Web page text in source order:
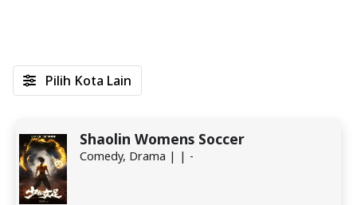
Shaolin Womens Soccer
Comedy, Drama | | -
Pilih Kota Lain